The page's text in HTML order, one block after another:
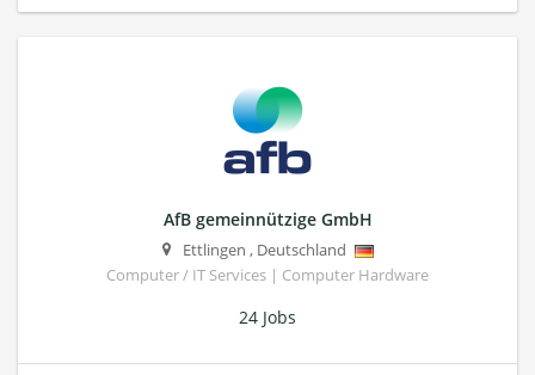
AfB gemeinnützige GmbH
Ettlingen , Deutschland
Computer / IT Services | Computer Hardware
24 Jobs